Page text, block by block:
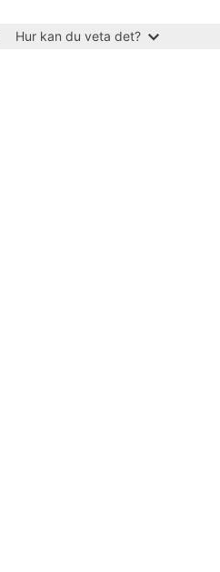
Hur kan du veta det?